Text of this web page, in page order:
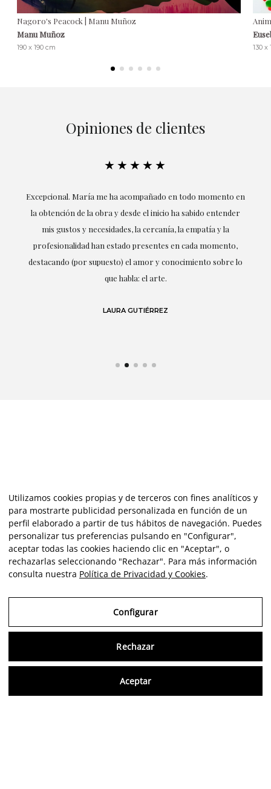
Nagoro's Peacock | Manu Muñoz
Manu Muñoz
190 x 190 cm 130 x
Opiniones de clientes
★★★★★
Excepcional. María me ha acompañado en todo momento en
la obtención de la obra y desde el inicio ha sabido entender
mis gustos y necesidades, la cercanía, la empatía y la
profesionalidad han estado presentes en cada momento,
destacando (por supuesto) el amor y conocimiento sobre lo
que habla: el arte.
LAURA GUTIÉRREZ
Utilizamos cookies propias y de terceros con fines analíticos y
para mostrarte publicidad personalizada en función de un
perfil elaborado a partir de tus hábitos de navegación. Puedes
personalizar tus preferencias pulsando en "Configurar",
aceptar todas las cookies haciendo clic en "Aceptar", o
rechazarlas seleccionando "Rechazar". Para más información
consulta nuestra Política de Privacidad y Cookies.
Configurar
Rechazar
Aceptar